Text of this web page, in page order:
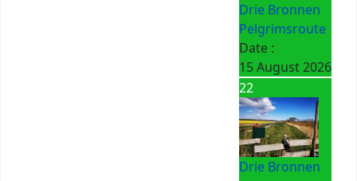
Drie Bronnen
Pelgrimsroute
Date :
15 August 2026
22
Drie Bronnen